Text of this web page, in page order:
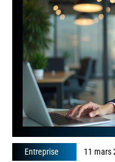
Entreprise 11 mars